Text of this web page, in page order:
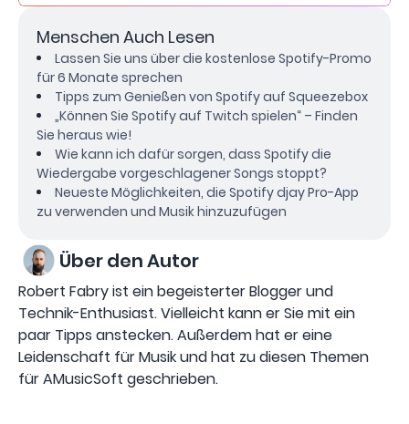
Menschen Auch Lesen
Lassen Sie uns über die kostenlose Spotify-Promo
für 6 Monate sprechen
Tipps zum Genießen von Spotify auf Squeezebox
„Können Sie Spotify auf Twitch spielen“ – Finden
Sie heraus wie!
Wie kann ich dafür sorgen, dass Spotify die
Wiedergabe vorgeschlagener Songs stoppt?
Neueste Möglichkeiten, die Spotify djay Pro-App
zu verwenden und Musik hinzuzufügen
Über den Autor
Robert Fabry ist ein begeisterter Blogger und
Technik-Enthusiast. Vielleicht kann er Sie mit ein
paar Tipps anstecken. Außerdem hat er eine
Leidenschaft für Musik und hat zu diesen Themen
für AMusicSoft geschrieben.